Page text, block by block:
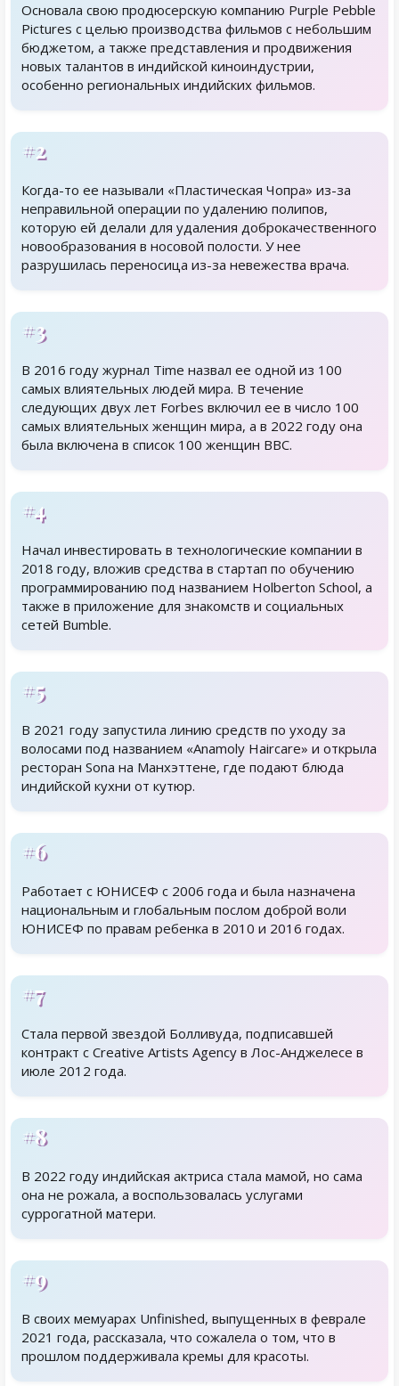
Основала свою продюсерскую компанию Purple Pebble
Pictures с целью производства фильмов с небольшим
бюджетом, а также представления и продвижения
новых талантов в индийской киноиндустрии,
особенно региональных индийских фильмов.
#2
Когда-то ее называли «Пластическая Чопра» из-за
неправильной операции по удалению полипов,
которую ей делали для удаления доброкачественного
новообразования в носовой полости. У нее
разрушилась переносица из-за невежества врача.
#3
В 2016 году журнал Time назвал ее одной из 100
самых влиятельных людей мира. В течение
следующих двух лет Forbes включил ее в число 100
самых влиятельных женщин мира, а в 2022 году она
была включена в список 100 женщин BBC.
#4
Начал инвестировать в технологические компании в
2018 году, вложив средства в стартап по обучению
программированию под названием Holberton School, а
также в приложение для знакомств и социальных
сетей Bumble.
#5
В 2021 году запустила линию средств по уходу за
волосами под названием «Anamoly Haircare» и открыла
ресторан Sona на Манхэттене, где подают блюда
индийской кухни от кутюр.
#6
Работает с ЮНИСЕФ с 2006 года и была назначена
национальным и глобальным послом доброй воли
ЮНИСЕФ по правам ребенка в 2010 и 2016 годах.
#7
Стала первой звездой Болливуда, подписавшей
контракт с Creative Artists Agency в Лос-Анджелесе в
июле 2012 года.
#8
В 2022 году индийская актриса стала мамой, но сама
она не рожала, а воспользовалась услугами
суррогатной матери.
#9
В своих мемуарах Unfinished, выпущенных в феврале
2021 года, рассказала, что сожалела о том, что в
прошлом поддерживала кремы для красоты.